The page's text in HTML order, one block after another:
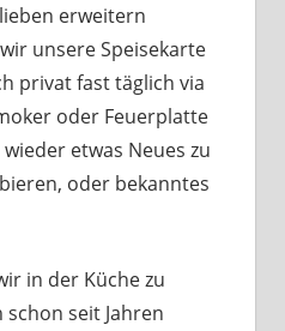
erweitern
unsere Speisekarte
privat fast täglich via
oder Feuerplatte
etwas Neues zu
oder bekanntes
in der Küche zu
seit Jahren